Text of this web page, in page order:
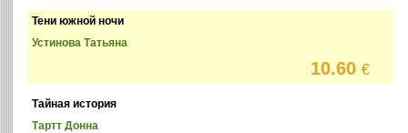
Тени южной ночи
Устинова Татьяна
10.60€
Тайная история
Тартт Донна